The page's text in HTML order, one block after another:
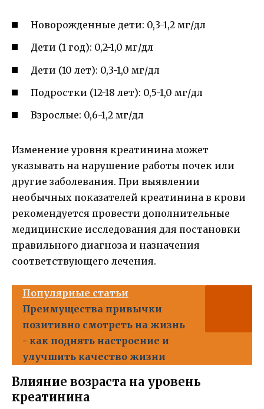
Новорожденные дети: 0,3-1,2 мг/дл
Дети (1 год): 0,2-1,0 мг/дл
Дети (10 лет): 0,3-1,0 мг/дл
Подростки (12-18 лет): 0,5-1,0 мг/дл
Взрослые: 0,6-1,2 мг/дл
Изменение уровня креатинина может
указывать на нарушение работы почек или
другие заболевания. При выявлении
необычных показателей креатинина в крови
рекомендуется провести дополнительные
медицинские исследования для постановки
правильного диагноза и назначения
соответствующего лечения.
Популярные статьи
Преимущества привычки
позитивно смотреть на жизнь
- как поднять настроение и
улучшить качество жизни
Влияние возраста на уровень
креатинина